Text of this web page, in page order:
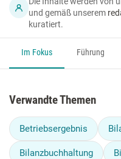
und gemäß unserem
kuratiert.
Im Fokus Führung
Verwandte Themen
Betriebsergebnis
Bilanzbuchhaltung